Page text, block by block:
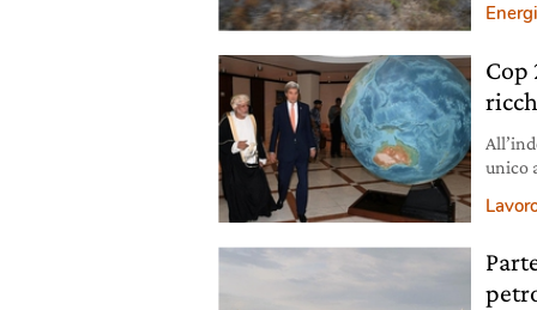
Cop
unico